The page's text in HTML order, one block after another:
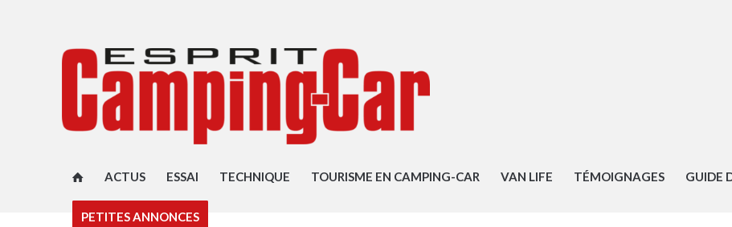
ACTUS ESSAI TECHNIQUE TOURISME EN CAMPING-CAR VAN LIFE TÉMOIGNAGES GUIDE
PETITES ANNONCES